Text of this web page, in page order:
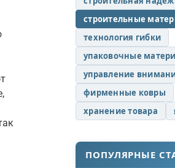
строительные
технология гибки
упаковочные
управление
фирменные ковры
хранение товара
ПОПУЛЯРНЫЕ